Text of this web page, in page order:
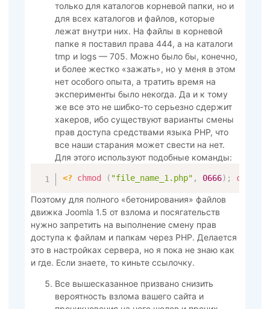
только для каталогов корневой папки, но и
для всех каталогов и файлов, которые
лежат внутри них. На файлы в корневой
папке я поставил права 444, а на каталоги
tmp и logs — 705. Можно было бы, конечно,
и более жестко «зажать», но у меня в этом
нет особого опыта, а тратить время на
эксперименты было некогда. Да и к тому
же все это не шибко-то серьезно сдержит
хакеров, ибо существуют варианты смены
прав доступа средствами языка PHP, что
все наши старания может свести на нет.
Для этого используют подобные команды:
<? chmod ( "file_name_1.php" , 0666) ; chmod
Поэтому для полного «бетонирования» файлов
движка Joomla 1.5 от взлома и посягательств
нужно запретить на выполнение смену прав
доступа к файлам и папкам через PHP. Делается
это в настройках сервера, но я пока не знаю как
и где. Если знаете, то киньте ссылочку.
Все вышесказанное призвано снизить
вероятность взлома вашего сайта и